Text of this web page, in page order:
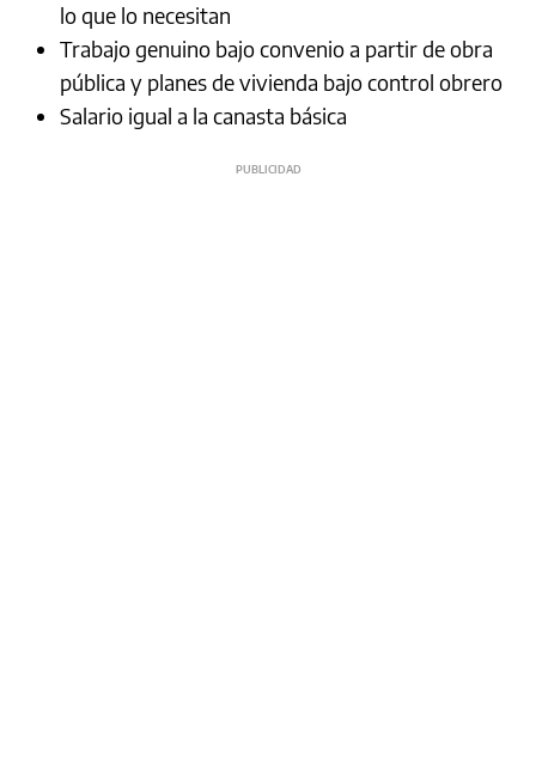
lo que lo necesitan
Trabajo genuino bajo convenio a partir de obra
pública y planes de vivienda bajo control obrero
Salario igual a la canasta básica